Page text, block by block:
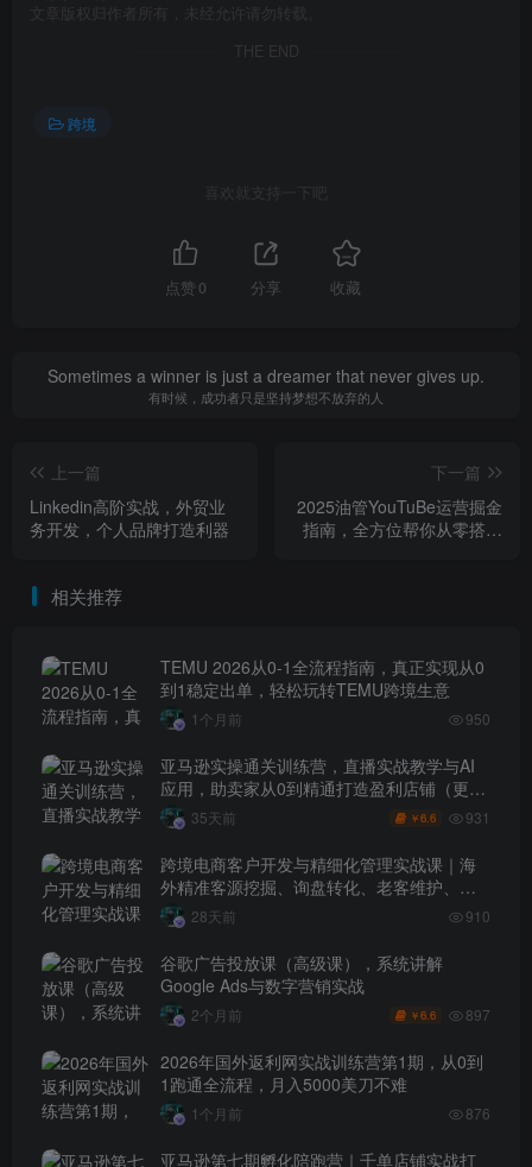
文章版权归作者所有，未经允许请勿转载。
THE END
跨境
喜欢就支持一下吧
点赞 0 分享 收藏
Sometimes a winner is just a dreamer that never gives up.
有时候，成功者只是坚持梦想不放弃的人
上一篇
Linkedin高阶实战，外贸业
务开发，个人品牌打造利器
下一篇
2025油管YouTuBe运营掘金
指南，全方位帮你从零搭建
相关推荐
TEMU 2026从0-1全流程指南，真正实现从0
到1稳定出单，轻松玩转TEMU跨境生意
1个月前 950
亚马逊实操通关训练营，直播实战教学与AI
应用，助卖家从0到精通打造盈利店铺（更新
7月3日）
35天前 ￥6.6 931
跨境电商客户开发与精细化管理实战课｜海
外精准客源挖掘、询盘转化、老客维护、客
户分层全流程落地教程
28天前 910
谷歌广告投放课（高级课），系统讲解
Google Ads与数字营销实战
2个月前 ￥6.6 897
2026年国外返利网实战训练营第1期，从0到
1跑通全流程，月入5000美刀不难
1个月前 876
亚马逊第七期孵化陪跑营｜千单店铺实战打